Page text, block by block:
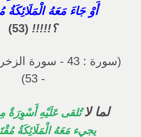
أَوْ جَاءَ مَعَهُ الْمَلَائِكَةُ
؟!!!!!(53)
لما لاتُلقىعَلَيْهِ أَسْوِرَةٌ
يجيء مَعَهُ الْمَلَائِكَةُ